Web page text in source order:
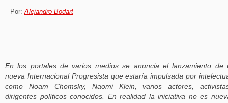
Por:Alejandro Bodart
En los portales de varios medios se anuncia el lanzamiento de
nueva Internacional Progresista que estaría impulsada por
como Noam Chomsky, Naomi Klein, varios actores,
dirigentes políticos conocidos. En realidad la iniciativa no es